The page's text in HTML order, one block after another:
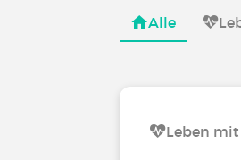
Alle
Leben